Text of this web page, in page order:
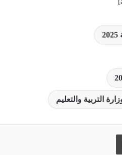
التربية والتعليم
طباعة